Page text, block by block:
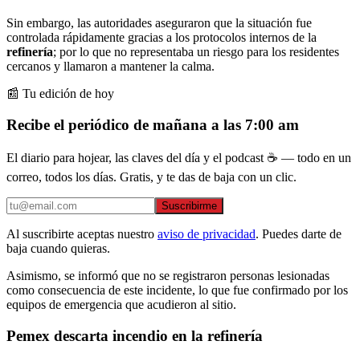
Sin embargo, las autoridades aseguraron que la situación fue
controlada rápidamente gracias a los protocolos internos de la
refinería; por lo que no representaba un riesgo para los residentes
cercanos y llamaron a mantener la calma.
📰 Tu edición de hoy
Recibe el periódico de mañana a las 7:00 am
El diario para hojear, las claves del día y el podcast ☕ — todo en un
correo, todos los días. Gratis, y te das de baja con un clic.
Suscribirme
Al suscribirte aceptas nuestro aviso de privacidad. Puedes darte de
baja cuando quieras.
Asimismo, se informó que no se registraron personas lesionadas
como consecuencia de este incidente, lo que fue confirmado por los
equipos de emergencia que acudieron al sitio.
Pemex descarta incendio en la refinería